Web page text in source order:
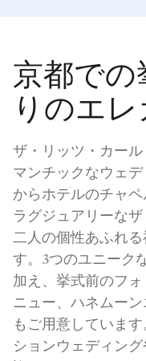
京都での
りのエ
ザ・リッツ・カー
マンチックなウェ
からホテルのチャペ
ラグジュアリーな
二人の個性あふれ
す。3つのユニーク
加え、挙式前のフ
ニュー、ハネムー
もご用意していま
ションウェディン